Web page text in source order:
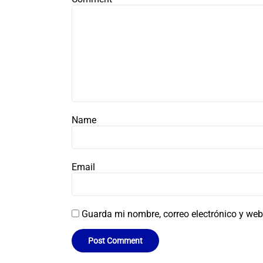
Name
Email
Guarda mi nombre, correo electrónico y